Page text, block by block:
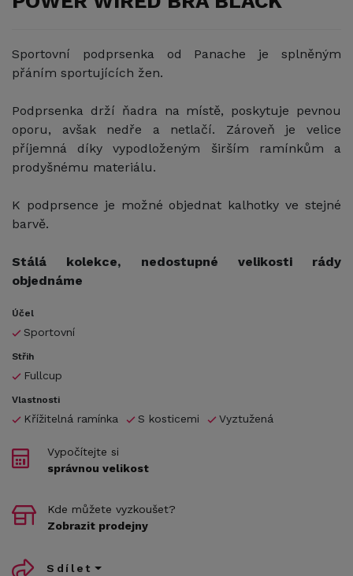
Sportovní podprsenka od Panache je splněným
přáním sportujících žen.
Podprsenka drží ňadra na místě, poskytuje pevnou
oporu, avšak nedře a netlačí. Zároveň je velice
příjemná díky vypodloženým širším ramínkům a
prodyšnému materiálu.
K podprsence je možné objednat kalhotky ve stejné
barvě.
Stálá kolekce, nedostupné velikosti rády
objednáme
Účel
Sportovní
Střih
Fullcup
Vlastnosti
Křížitelná ramínka S kosticemi Vyztužená
Vypočítejte si
správnou velikost
Kde můžete vyzkoušet?
Zobrazit prodejny
Sdílet